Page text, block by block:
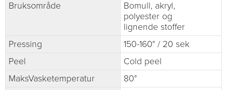
Bruksområde
Bomull, akryl,
polyester og
lignende stoffer
Pressing
150-160° / 20 sek
Peel
Cold peel
MaksVasketemperatur
80°